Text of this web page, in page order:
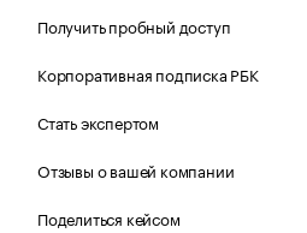
Получить пробный доступ
Корпоративная подписка РБК
Стать экспертом
Отзывы о вашей компании
Поделиться кейсом